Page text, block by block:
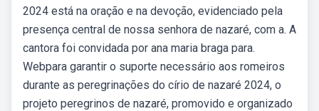
2024 está na oração e na devoção, evidenciado pela
presença central de nossa senhora de nazaré, com a. A
cantora foi convidada por ana maria braga para.
Webpara garantir o suporte necessário aos romeiros
durante as peregrinações do círio de nazaré 2024, o
projeto peregrinos de nazaré, promovido e organizado